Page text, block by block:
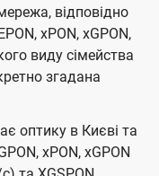
відповідно
xPON, xGPON,
виду сімейства
згадана
оптику в Києві та
xPON, xGPON